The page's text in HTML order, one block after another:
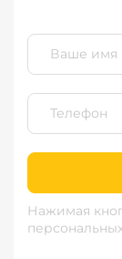
Нажимая